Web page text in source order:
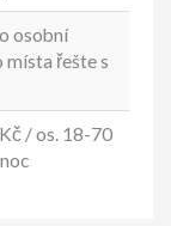
osobní
řešte s
/ os. 18-70